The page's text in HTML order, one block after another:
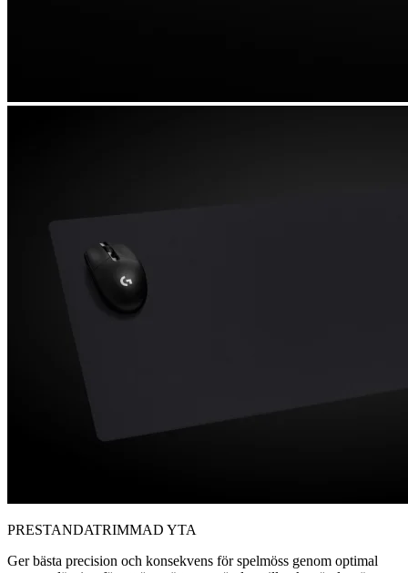
PRESTANDATRIMMAD YTA
Ger bästa precision och konsekvens för spelmöss genom optimal